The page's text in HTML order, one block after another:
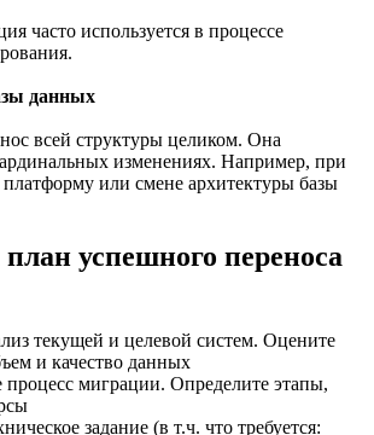
часто используется в процессе
данных
всей структуры целиком. Она
изменениях. Например, при
или смене архитектуры базы
успешного переноса
текущей и целевой систем. Оцените
и качество данных
миграции. Определите этапы,
задание (в т.ч. что требуется: